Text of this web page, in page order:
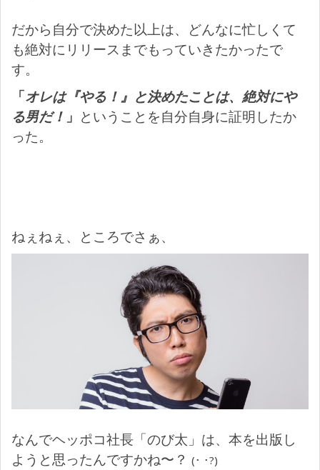
だから自分で決めた以上は、どんなに忙しくて
も絶対にリリースまでもっていきたかったで
す。
「オレは『やる！』と決めたことは、絶対にや
る男だ！」 ということを自分自身に証明したか
った。
ねぇねぇ、ところでさぁ、
なんでヘッポコ社長「のび太」は、本を出版し
ようと思ったんですかね〜？ (･ ･?)